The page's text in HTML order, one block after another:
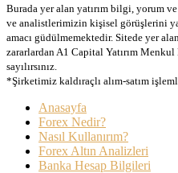
Burada yer alan yatırım bilgi, yorum
ve analistlerimizin kişisel görüşlerini
amacı güdülmemektedir. Sitede yer
zararlardan A1 Capital Yatırım
sayılırsınız.
*Şirketimiz kaldıraçlı alım-satım
Anasayfa
Forex Nedir?
Nasıl Kullanırım?
Forex Altın Analizleri
Banka Hesap Bilgileri